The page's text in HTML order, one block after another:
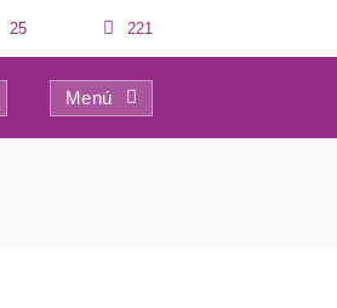
25 221
Menú